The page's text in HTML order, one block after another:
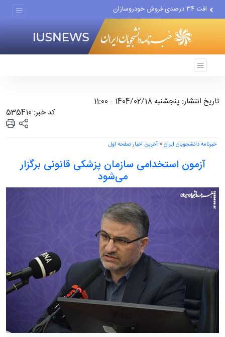
علل مرگ زنان در ایران
اعتراف رسانه‌های خارجی به...
تاریخ انتشار: پنجشنبه 1404/02/18 - 11:00
کد خبر: 535410
خبرنامه دانشجویان ایران> آخرین اخبار صفحه اول
آزمون استخدامی سازمان پزشکی قانونی برگزار
می‌شود